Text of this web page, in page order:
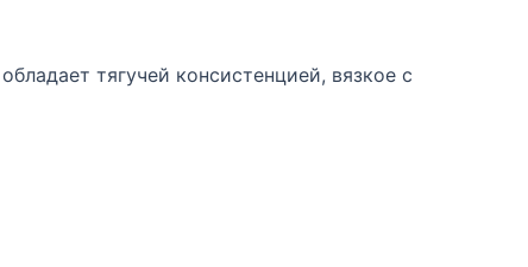
тягучей консистенцией, вязкое с